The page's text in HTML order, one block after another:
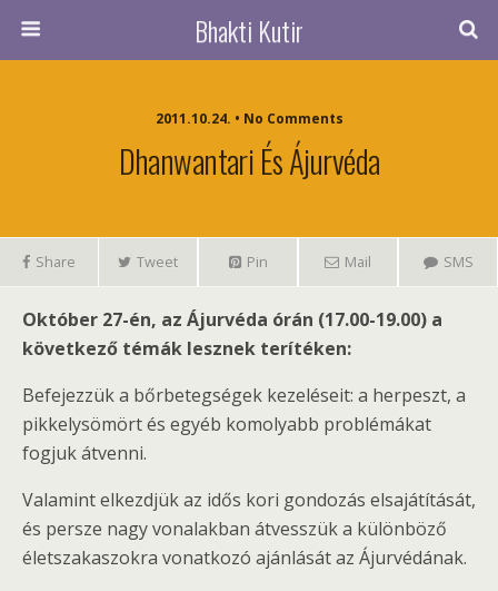
Bhakti Kutir
2011.10.24. • No Comments
Dhanwantari És Ájurvéda
Share Tweet Pin Mail SMS
Október 27-én, az Ájurvéda órán (17.00-19.00) a
következő témák lesznek terítéken:
Befejezzük a bőrbetegségek kezeléseit: a herpeszt, a
pikkelysömört és egyéb komolyabb problémákat
fogjuk átvenni.
Valamint elkezdjük az idős kori gondozás elsajátítását,
és persze nagy vonalakban átvesszük a különböző
életszakaszokra vonatkozó ajánlását az Ájurvédának.